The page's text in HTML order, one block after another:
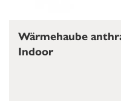
Wärmehaube
Indoor